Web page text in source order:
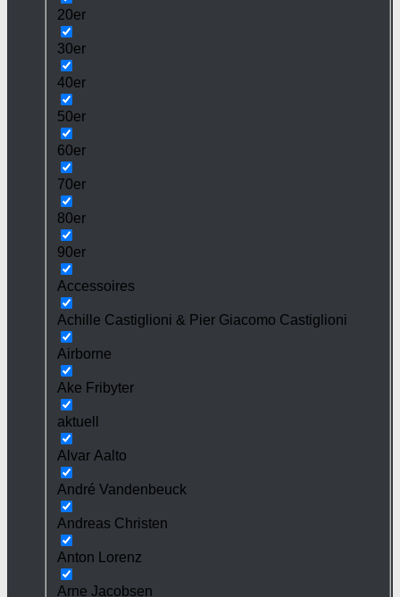
20er
30er
40er
50er
60er
70er
80er
90er
Accessoires
Achille Castiglioni & Pier Giacomo Castiglioni
Airborne
Ake Fribyter
aktuell
Alvar Aalto
André Vandenbeuck
Andreas Christen
Anton Lorenz
Arne Jacobsen